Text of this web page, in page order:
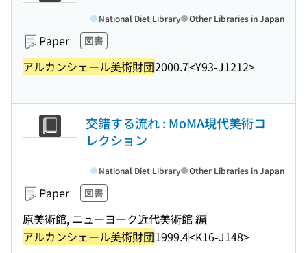
Paper 図書
アルカンシェール美術財団2000.7<Y93-J1212>
National Diet Library Other Libraries in Japan
交錯する流れ : MoMA現代美術コ
レクション
Paper 図書
原美術館, ニューヨーク近代美術館 編
アルカンシェール美術財団1999.4<K16-J148>
National Diet Library Other Libraries in Japan